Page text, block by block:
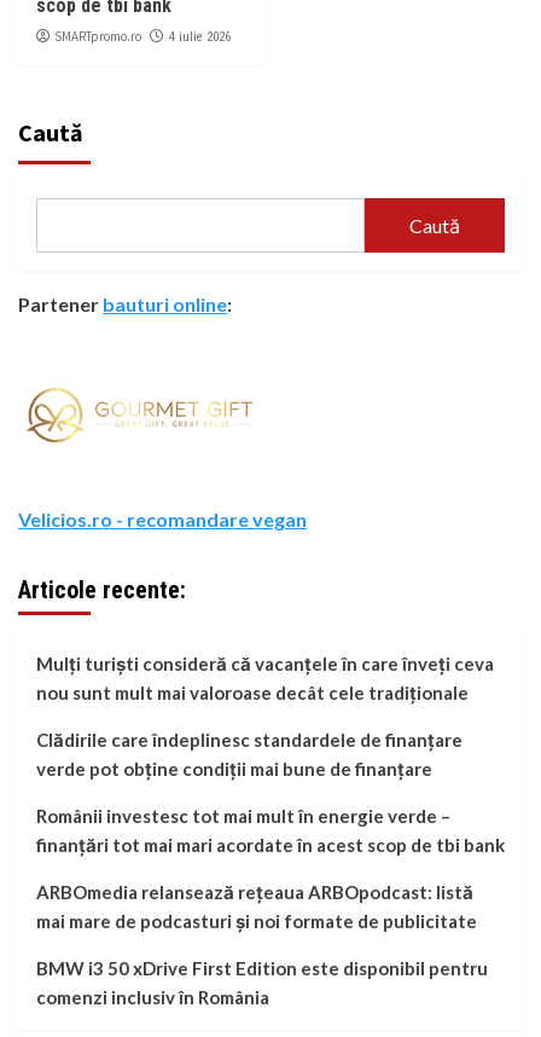
scop de tbi bank
SMARTpromo.ro 4 iulie 2026
Caută
Caută
Partener bauturi online:
Velicios.ro - recomandare vegan
Articole recente:
Mulți turiști consideră că vacanțele în care înveți ceva
nou sunt mult mai valoroase decât cele tradiționale
Clădirile care îndeplinesc standardele de finanțare
verde pot obține condiții mai bune de finanțare
Românii investesc tot mai mult în energie verde –
finanțări tot mai mari acordate în acest scop de tbi bank
ARBOmedia relansează rețeaua ARBOpodcast: listă
mai mare de podcasturi și noi formate de publicitate
BMW i3 50 xDrive First Edition este disponibil pentru
comenzi inclusiv în România